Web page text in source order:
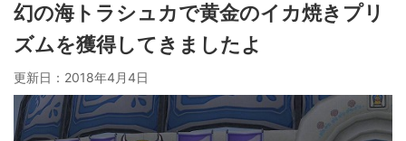
幻の海トラシュカで黄金のイカ焼きプリ
ズムを獲得してきましたよ
更新日： 2018年4月4日